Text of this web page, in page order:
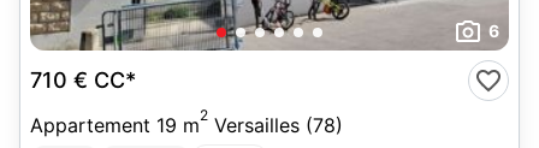
6
710 € CC*
Appartement 19 m2 Versailles (78)